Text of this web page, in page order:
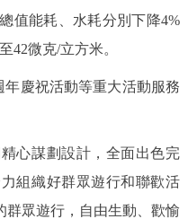
值能耗、水耗分別下降4%
42微克/立方米。
慶祝活動等重大活動服務
謀劃設計，全面出色完
組織好群眾遊行和聯歡活
群眾遊行，自由生動、歡愉